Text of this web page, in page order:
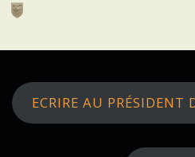
Skip
ECRIRE AU PRÉSIDENT